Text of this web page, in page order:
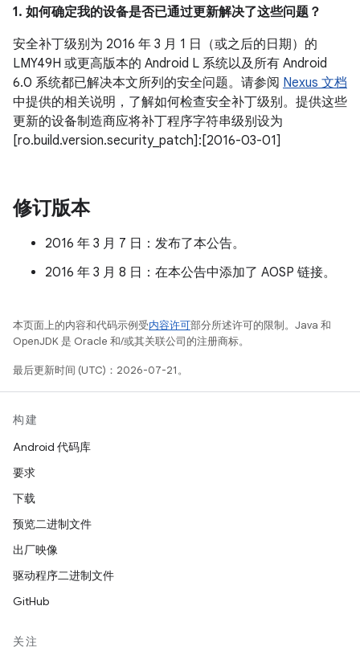
1. 如何确定我的设备是否已通过更新解决了这些问题？
安全补丁级别为 2016 年 3 月 1 日（或之后的日期）的
LMY49H 或更高版本的 Android L 系统以及所有 Android
6.0 系统都已解决本文所列的安全问题。请参阅 Nexus 文档
中提供的相关说明，了解如何检查安全补丁级别。提供这些
更新的设备制造商应将补丁程序字符串级别设为
[ro.build.version.security_patch]:[2016-03-01]
修订版本
2016 年 3 月 7 日：发布了本公告。
2016 年 3 月 8 日：在本公告中添加了 AOSP 链接。
本页面上的内容和代码示例受内容许可部分所述许可的限制。Java 和
OpenJDK 是 Oracle 和/或其关联公司的注册商标。
最后更新时间 (UTC)：2026-07-21。
构建
Android 代码库
要求
下载
预览二进制文件
出厂映像
驱动程序二进制文件
GitHub
关注